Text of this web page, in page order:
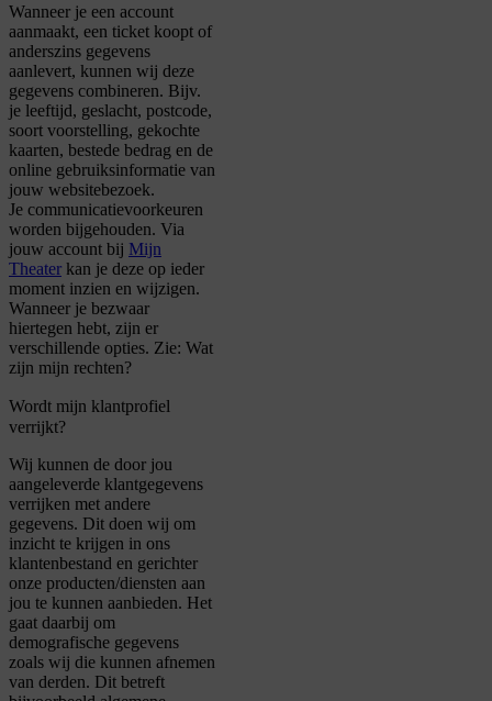
Wanneer je een account
aanmaakt, een ticket koopt of
anderszins gegevens
aanlevert, kunnen wij deze
gegevens combineren. Bijv.
je leeftijd, geslacht, postcode,
soort voorstelling, gekochte
kaarten, bestede bedrag en de
online gebruiksinformatie van
jouw websitebezoek.
Je communicatievoorkeuren
worden bijgehouden. Via
jouw account bij Mijn
Theater kan je deze op ieder
moment inzien en wijzigen.
Wanneer je bezwaar
hiertegen hebt, zijn er
verschillende opties. Zie: Wat
zijn mijn rechten?
Wordt mijn klantprofiel
verrijkt?
Wij kunnen de door jou
aangeleverde klantgegevens
verrijken met andere
gegevens. Dit doen wij om
inzicht te krijgen in ons
klantenbestand en gerichter
onze producten/diensten aan
jou te kunnen aanbieden. Het
gaat daarbij om
demografische gegevens
zoals wij die kunnen afnemen
van derden. Dit betreft